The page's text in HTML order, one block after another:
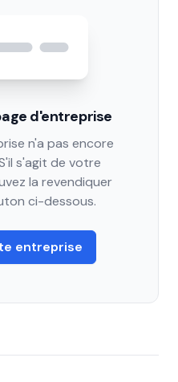
d'entreprise
n'a pas encore
s'agit de votre
la revendiquer
ci-dessous.
entreprise